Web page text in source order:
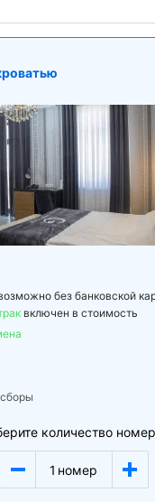
без банковской
включен в стоимость
количество
1 номер